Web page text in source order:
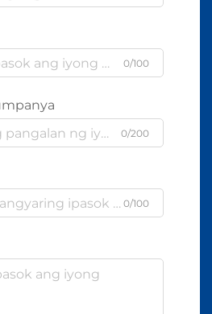
0/100
0/200
0/100